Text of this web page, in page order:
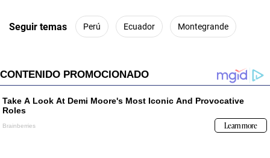
Seguir temas Perú Ecuador Montegrande